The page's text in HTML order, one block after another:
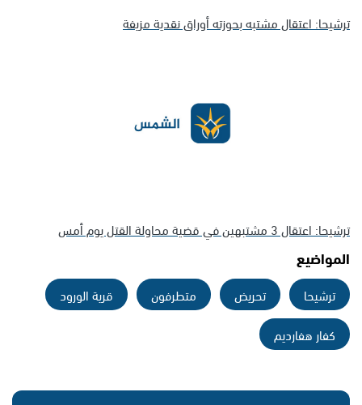
ترشيحا: اعتقال مشتبه بحوزته أوراق نقدية مزيفة
ترشيحا: اعتقال 3 مشتبهين في قضية محاولة القتل يوم أمس
المواضيع
ترشيحا تحريض متطرفون
قرية الورود
كفار هفارديم